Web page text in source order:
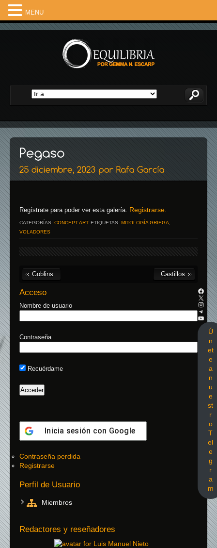
Regístrate para poder ver esta galería. Registrarse.
CATEGORÍAS: CONCEPT ART ETIQUETAS: MITOLOGÍA GRIEGA
VOLADORES
Goblins Castillos
Acceso
Nombre de usuario
Contraseña
Recuérdame
Inicia sesión con Google
Contraseña perdida
Registrarse
Perfil de Usuario
Miembros
Ú
n
et
e
a
n
u
e
st
r
o
T
el
e
g
r
a
m
Redactores y reseñadores
MENU